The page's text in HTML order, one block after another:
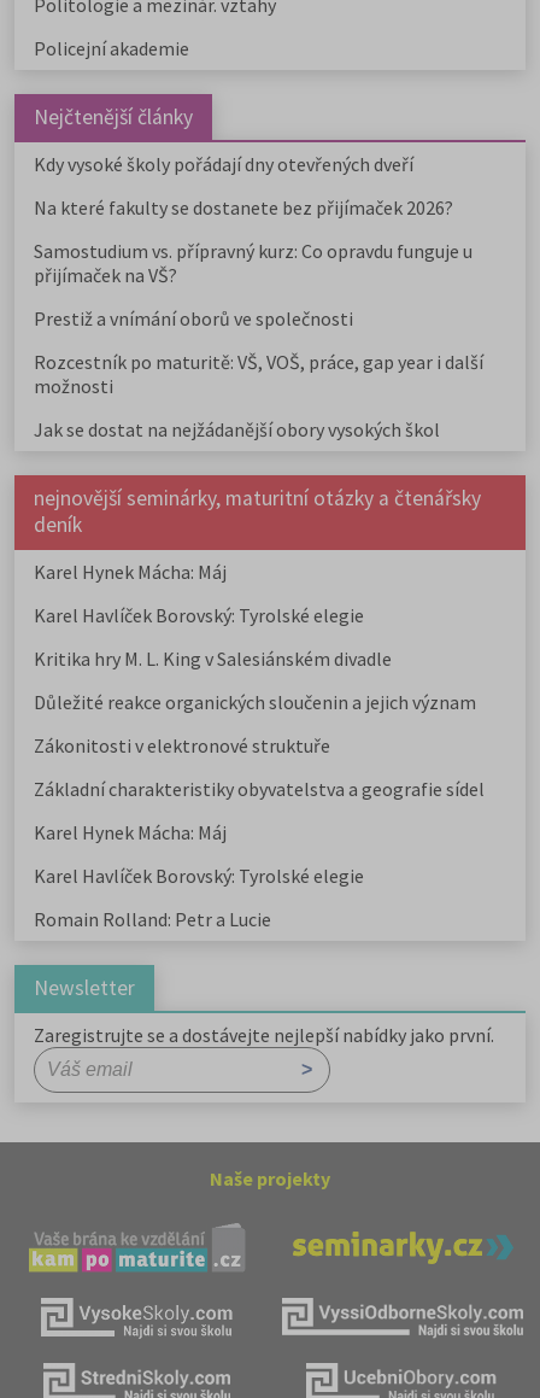
Politologie a mezinár. vztahy
Policejní akademie
Nejčtenější články
Kdy vysoké školy pořádají dny otevřených dveří
Na které fakulty se dostanete bez přijímaček 2026?
Samostudium vs. přípravný kurz: Co opravdu funguje u
přijímaček na VŠ?
Prestiž a vnímání oborů ve společnosti
Rozcestník po maturitě: VŠ, VOŠ, práce, gap year i další
možnosti
Jak se dostat na nejžádanější obory vysokých škol
nejnovější seminárky, maturitní otázky a čtenářsky
deník
Karel Hynek Mácha: Máj
Karel Havlíček Borovský: Tyrolské elegie
Kritika hry M. L. King v Salesiánském divadle
Důležité reakce organických sloučenin a jejich význam
Zákonitosti v elektronové struktuře
Základní charakteristiky obyvatelstva a geografie sídel
Karel Hynek Mácha: Máj
Karel Havlíček Borovský: Tyrolské elegie
Romain Rolland: Petr a Lucie
Newsletter
Zaregistrujte se a dostávejte nejlepší nabídky jako první.
Naše projekty